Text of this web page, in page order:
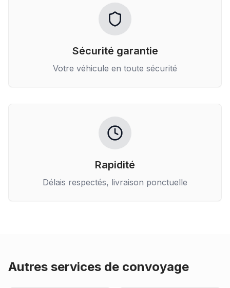
Sécurité garantie
Votre véhicule en toute sécurité
Rapidité
Délais respectés, livraison ponctuelle
Autres services de convoyage